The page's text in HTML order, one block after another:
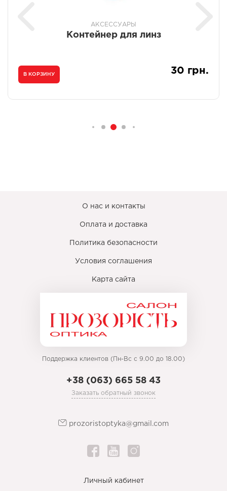
АКСЕССУАРЫ
Контейнер для линз
В КОРЗИНУ 30 грн.
О нас и контакты
Оплата и доставка
Политика безопасности
Условия соглашения
Карта сайта
Поддержка клиентов (Пн-Вс с 9.00 до 18.00)
+38 (063) 665 58 43
Заказать обратный звонок
prozoristoptyka@gmail.com
Личный кабинет